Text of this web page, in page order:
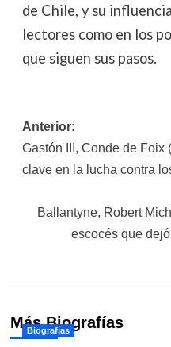
de Chile, y su
lectores como en los
que siguen sus pasos.
Navegación
de
Anterior:
Gastón III, Conde de Foix
clave en la lucha contra
Ballantyne, Robert
escocés que
Más Biografías
Biografías